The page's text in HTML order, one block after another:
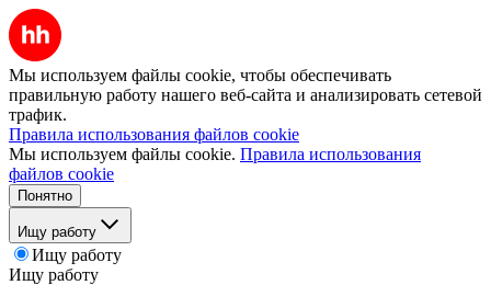
Мы используем файлы cookie, чтобы обеспечивать
правильную работу нашего веб-сайта и анализировать сетевой
трафик.
Правила использования файлов cookie
Мы используем файлы cookie. Правила использования
файлов cookie
Понятно
Ищу работу
Ищу работу
Ищу работу